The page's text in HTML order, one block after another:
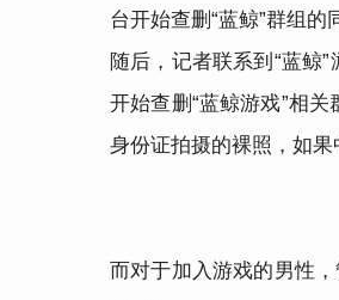
台开始查删“蓝鲸”群组的
随后，记者联系到“蓝鲸
开始查删“蓝鲸游戏”相
身份证拍摄的裸照，如果
而对于加入游戏的男性